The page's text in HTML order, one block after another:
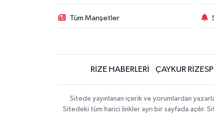
Tüm Manşetler
RİZE HABERLERİ ÇAYKUR
Sitede yayınlanan içerik ve yorumlardan
Sitedeki tüm harici linkler ayrı bir sayfada açılır.